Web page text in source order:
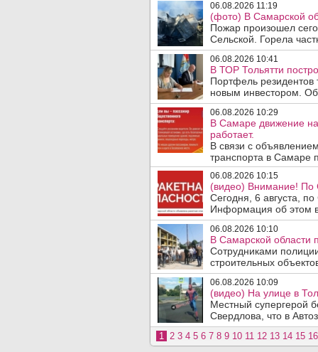
06.08.2026 11:19
(фото) В Самарской
Пожар произошел
Сельской. Горела
06.08.2026 10:41
В ТОР Тольятти
Портфель резидентов
новым инвестором.
06.08.2026 10:29
В Самаре движение
работает.
В связи с
транспорта в Самаре
06.08.2026 10:15
(видео) Внимание! По
Сегодня, 6 августа,
Информация об этом
06.08.2026 10:10
В Самарской области
Сотрудниками
строительных
06.08.2026 10:09
(видео) На улице в
Местный супергерой
Свердлова, что в
1 2 3 4 5 6 7 8 9 10 11 12 13 14 15 16